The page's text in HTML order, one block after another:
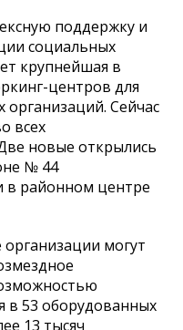
поддержку и
социальных
крупнейшая в
центров для
Сейчас
всех
новые открылись
№ 44
в районном центре
могут
в 53 оборудованных
13 тысяч